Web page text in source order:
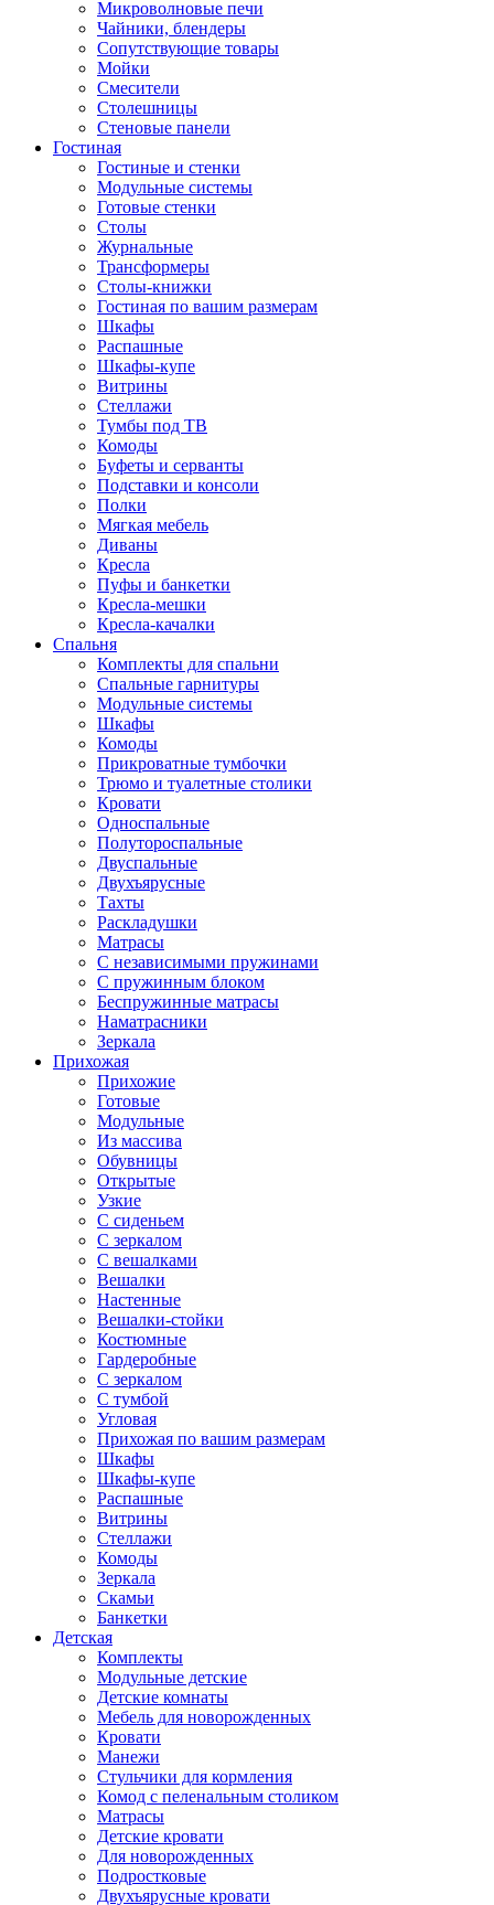
Микроволновые печи
Чайники, блендеры
Сопутствующие товары
Мойки
Смесители
Столешницы
Стеновые панели
Гостиная
Гостиные и стенки
Модульные системы
Готовые стенки
Столы
Журнальные
Трансформеры
Столы-книжки
Гостиная по вашим размерам
Шкафы
Распашные
Шкафы-купе
Витрины
Стеллажи
Тумбы под ТВ
Комоды
Буфеты и серванты
Подставки и консоли
Полки
Мягкая мебель
Диваны
Кресла
Пуфы и банкетки
Кресла-мешки
Кресла-качалки
Спальня
Комплекты для спальни
Спальные гарнитуры
Модульные системы
Шкафы
Комоды
Прикроватные тумбочки
Трюмо и туалетные столики
Кровати
Односпальные
Полутороспальные
Двуспальные
Двухъярусные
Тахты
Раскладушки
Матрасы
С независимыми пружинами
С пружинным блоком
Беспружинные матрасы
Наматрасники
Зеркала
Прихожая
Прихожие
Готовые
Модульные
Из массива
Обувницы
Открытые
Узкие
С сиденьем
С зеркалом
С вешалками
Вешалки
Настенные
Вешалки-стойки
Костюмные
Гардеробные
С зеркалом
С тумбой
Угловая
Прихожая по вашим размерам
Шкафы
Шкафы-купе
Распашные
Витрины
Стеллажи
Комоды
Зеркала
Скамьи
Банкетки
Детская
Комплекты
Модульные детские
Детские комнаты
Мебель для новорожденных
Кровати
Манежи
Стульчики для кормления
Комод с пеленальным столиком
Матрасы
Детские кровати
Для новорожденных
Подростковые
Двухъярусные кровати